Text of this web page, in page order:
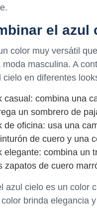
el azul
color muy versátil
masculina. A
cielo en diferentes
casual: combina una
un sombrero de
de oficina: usa una
de cuero y una
elegante: combina un
zapatos de cuero
azul cielo es un color
brinda elegancia